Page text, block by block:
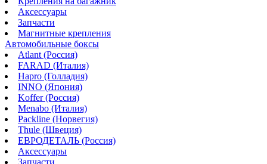
Аксессуары
Запчасти
Магнитные крепления
Автомобильные боксы
Atlant (Россия)
FARAD (Италия)
Hapro (Голладия)
INNO (Япония)
Koffer (Россия)
Menabo (Италия)
Packline (Норвегия)
Thule (Швеция)
ЕВРОДЕТАЛЬ (Россия)
Аксессуары